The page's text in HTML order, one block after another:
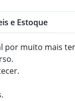
e Estoque
por muito mais